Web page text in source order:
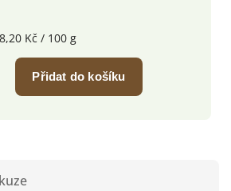
Kč / 100 g
Přidat do košíku